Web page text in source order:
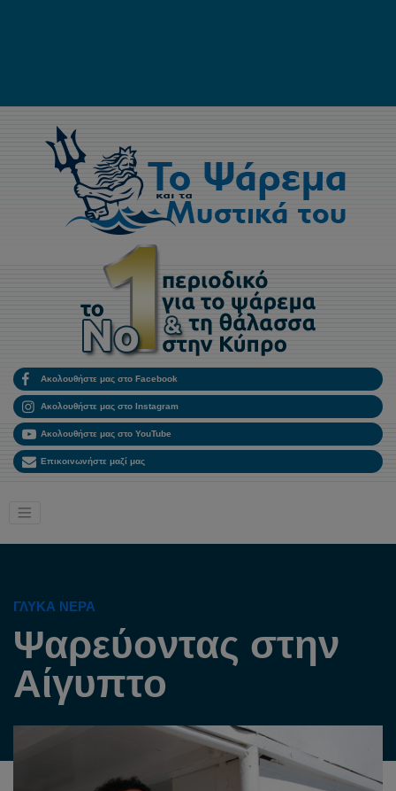
Ακολουθήστε μας στο Facebook
Ακολουθήστε μας στο Instagram
Ακολουθήστε μας στο YouTube
Επικοινωνήστε μαζί μας
ΓΛΥΚΑ ΝΕΡΑ
Ψαρεύοντας στην
Αίγυπτο